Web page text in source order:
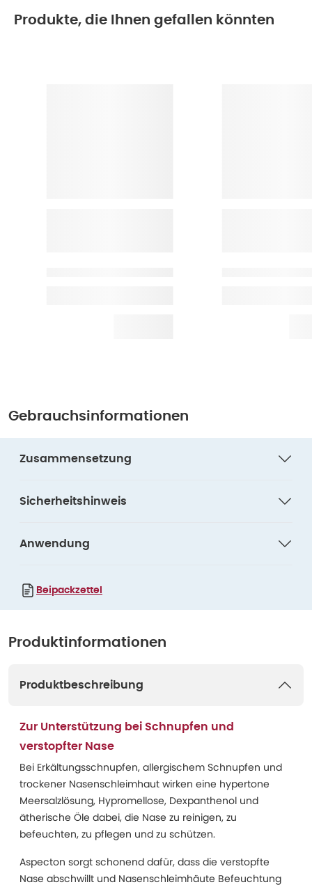
Produkte, die Ihnen gefallen könnten
Gebrauchsinformationen
Zusammensetzung
Sicherheitshinweis
Anwendung
Beipackzettel
Produktinformationen
Produktbeschreibung
Zur Unterstützung bei Schnupfen und
verstopfter Nase
Bei Erkältungsschnupfen, allergischem Schnupfen und
trockener Nasenschleimhaut wirken eine hypertone
Meersalzlösung, Hypromellose, Dexpanthenol und
ätherische Öle dabei, die Nase zu reinigen, zu
befeuchten, zu pflegen und zu schützen.
Aspecton sorgt schonend dafür, dass die verstopfte
Nase abschwillt und Nasenschleimhäute Befeuchtung